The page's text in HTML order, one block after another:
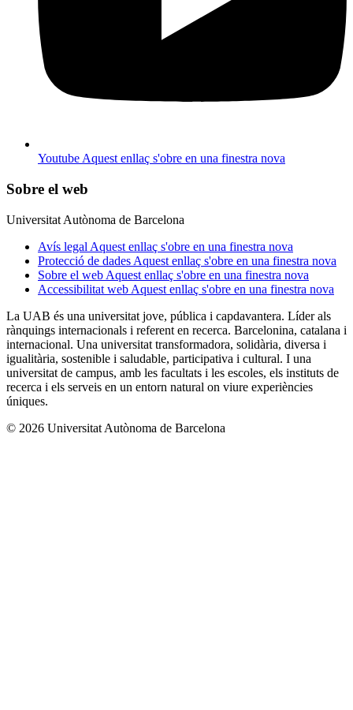
Youtube Aquest enllaç s'obre en una finestra nova
Sobre el web
Universitat Autònoma de Barcelona
Avís legal Aquest enllaç s'obre en una finestra nova
Protecció de dades Aquest enllaç s'obre en una finestra nova
Sobre el web Aquest enllaç s'obre en una finestra nova
Accessibilitat web Aquest enllaç s'obre en una finestra nova
La UAB és una universitat jove, pública i capdavantera. Líder als
rànquings internacionals i referent en recerca. Barcelonina, catalana i
internacional. Una universitat transformadora, solidària, diversa i
igualitària, sostenible i saludable, participativa i cultural. I una
universitat de campus, amb les facultats i les escoles, els instituts de
recerca i els serveis en un entorn natural on viure experiències
úniques.
© 2026 Universitat Autònoma de Barcelona